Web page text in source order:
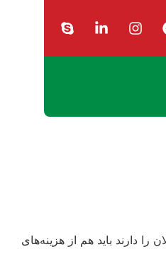
دارند باید هم از هزینه‌های